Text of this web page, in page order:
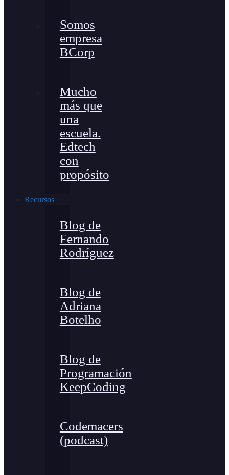
Somos
empresa
BCorp
Mucho
más que
una
escuela.
Edtech
con
propósito
Recursos
Blog de
Fernando
Rodríguez
Blog de
Adriana
Botelho
Blog de
Programación
KeepCoding
Codemacers
(podcast)